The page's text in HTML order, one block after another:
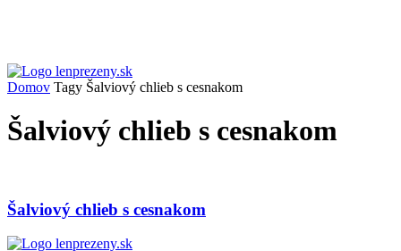
Domov Tagy Šalviový chlieb s cesnakom
Šalviový chlieb s cesnakom
Šalviový chlieb s cesnakom